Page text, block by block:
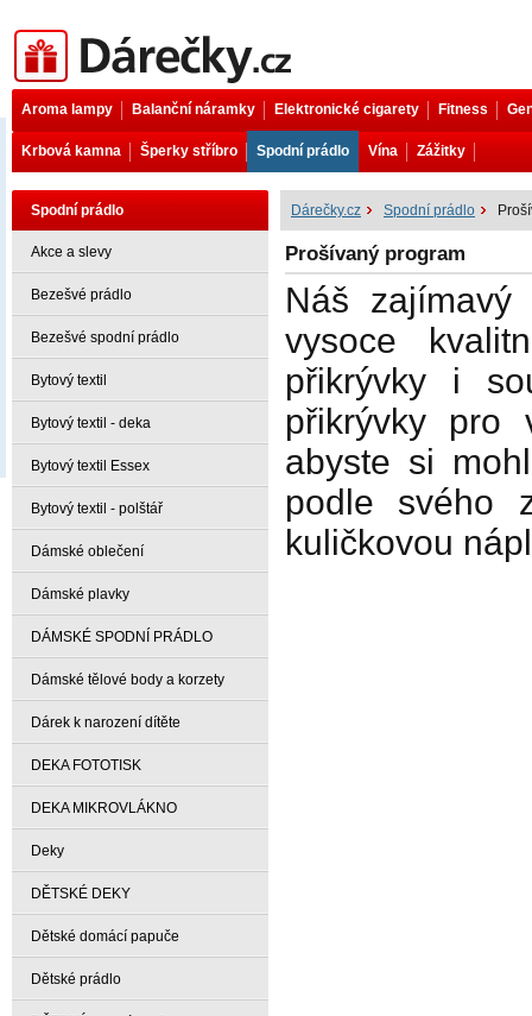
Dárečky.cz
Aroma lampy Balanční náramky Elektronické cigarety Fitness
Krbová kamna Šperky stříbro Spodní prádlo Vína Zážitky
Spodní prádlo
Akce a slevy
Bezešvé prádlo
Bezešvé spodní prádlo
Bytový textil
Bytový textil - deka
Bytový textil Essex
Bytový textil - polštář
Dámské oblečení
Dámské plavky
DÁMSKÉ SPODNÍ PRÁDLO
Dámské tělové body a korzety
Dárek k narození dítěte
DEKA FOTOTISK
DEKA MIKROVLÁKNO
Deky
DĚTSKÉ DEKY
Dětské domácí papuče
Dětské prádlo
Dárečky.cz Spodní prádlo
Prošívaný program
Náš zajímavý
vysoce
přikrývky i
přikrývky pro
abyste si
podle svého
kuličkovou